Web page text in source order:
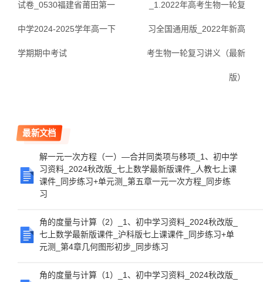
试卷_0530福建省莆田第一
中学2024-2025学年高一下
学期期中考试
_1.2022年高考生物一轮复
习全国通用版_2022年新高
考生物一轮复习讲义（最新
版）
最新文档
解一元一次方程（一）—合并同类项与移项_1、初中学
习资料_2024秋改版_七上数学最新版课件_人教七上课
课件_同步练习+单元测_第五章一元一次方程_同步练
习
角的度量与计算（2）_1、初中学习资料_2024秋改版_
七上数学最新版课件_沪科版七上课课件_同步练习+单
元测_第4章几何图形初步_同步练习
角的度量与计算（1）_1、初中学习资料_2024秋改版_